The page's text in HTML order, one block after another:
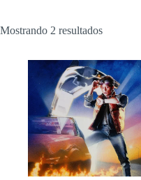
Mostrando 2 resultadosOrdenado